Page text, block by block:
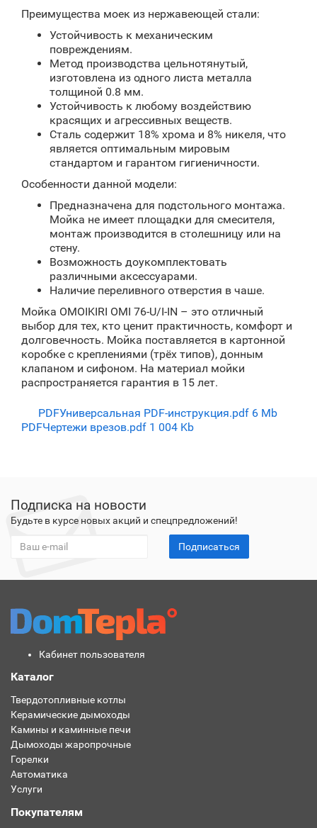
Преимущества моек из нержавеющей стали:
Устойчивость к механическим
повреждениям.
Метод производства цельнотянутый,
изготовлена из одного листа металла
толщиной 0.8 мм.
Устойчивость к любому воздействию
красящих и агрессивных веществ.
Cталь содержит 18% хрома и 8% никеля, что
является оптимальным мировым
стандартом и гарантом гигиеничности.
Особенности данной модели:
Предназначена для подстольного монтажа.
Мойка не имеет площадки для смесителя,
монтаж производится в столешницу или на
стену.
Возможность доукомплектовать
различными аксессуарами.
Наличие переливного отверстия в чаше.
Мойка OMOIKIRI OMI 76-U/I-IN – это отличный
выбор для тех, кто ценит практичность, комфорт и
долговечность. Мойка поставляется в картонной
коробке с креплениями (трёх типов), донным
клапаном и сифоном. На материал мойки
распространяется гарантия в 15 лет.
PDFУниверсальная PDF-инструкция.pdf 6 Mb
PDFЧертежи врезов.pdf 1 004 Kb
Подписка на новости
Будьте в курсе новых акций и спецпредложений!
Подписаться
Кабинет пользователя
Каталог
Твердотопливные котлы
Керамические дымоходы
Камины и каминные печи
Дымоходы жаропрочные
Горелки
Автоматика
Услуги
Покупателям